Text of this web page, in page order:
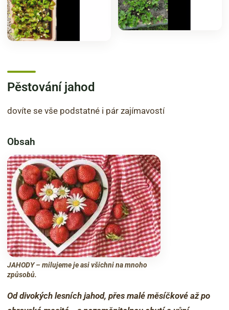
Pěstování jahod
dovíte se vše podstatné i pár zajímavostí
Obsah
JAHODY – milujeme je asi všichni na mnoho
způsobů.
Od divokých lesních jahod, přes malé měsíčkové až po